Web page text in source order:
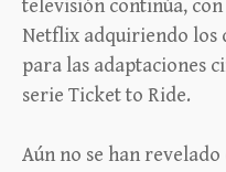
televisión continúa,
Netflix adquiriendo los
para las adaptaciones
serie Ticket to Ride.
Aún no se han